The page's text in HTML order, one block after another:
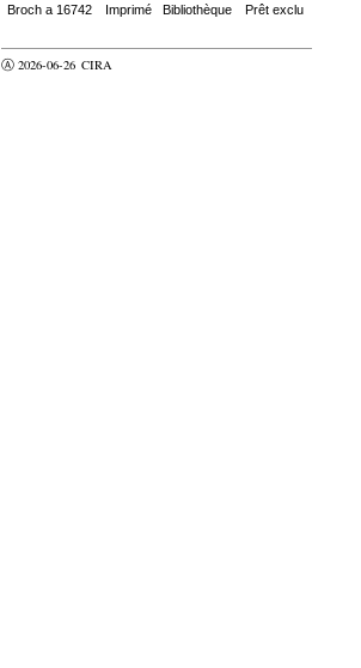
Broch a 16742
Imprimé Bibliothèque Prêt exclu
Ⓐ 2026-06-26 CIRA